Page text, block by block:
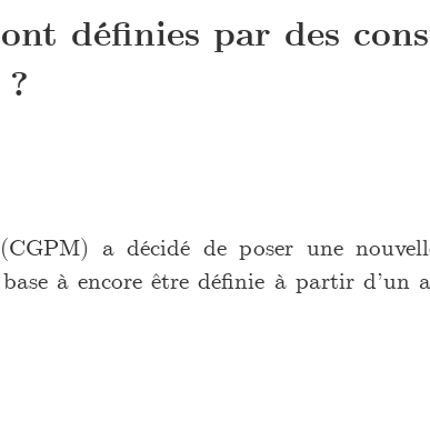
définies par des
a décidé de poser une
à encore être définie à partir d’un